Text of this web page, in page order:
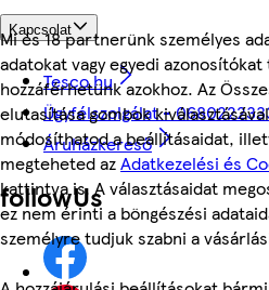
Mi és 18 partnerünk személyes
adatokat vagy egyedi
hozzáférhetünk azokhoz. Az
elutasítása gombok
módosíthatod a beállításaidat,
megteheted azAdatkezelési és
kattintva is. A választásaidat
ez nem érinti a böngészési
személyre tudjuk szabni a
Kapcsolat
Tesco.hu
Ügyfélszolgálat -
Áruházkereső
followUs